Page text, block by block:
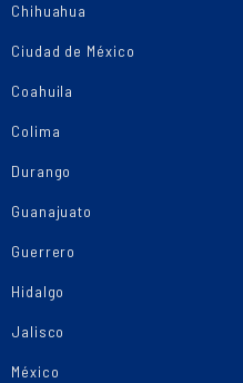
Chihuahua
Ciudad de México
Coahuila
Colima
Durango
Guanajuato
Guerrero
Hidalgo
Jalisco
México